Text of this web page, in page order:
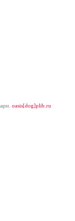
oasis[dog]plib.ru